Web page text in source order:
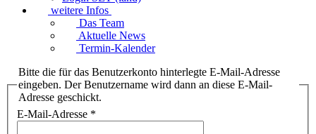
weitere Infos
Das Team
Aktuelle News
Termin-Kalender
Bitte die für das Benutzerkonto hinterlegte E-Mail-Adresse
eingeben. Der Benutzername wird dann an diese E-Mail-
Adresse geschickt.
E-Mail-Adresse *